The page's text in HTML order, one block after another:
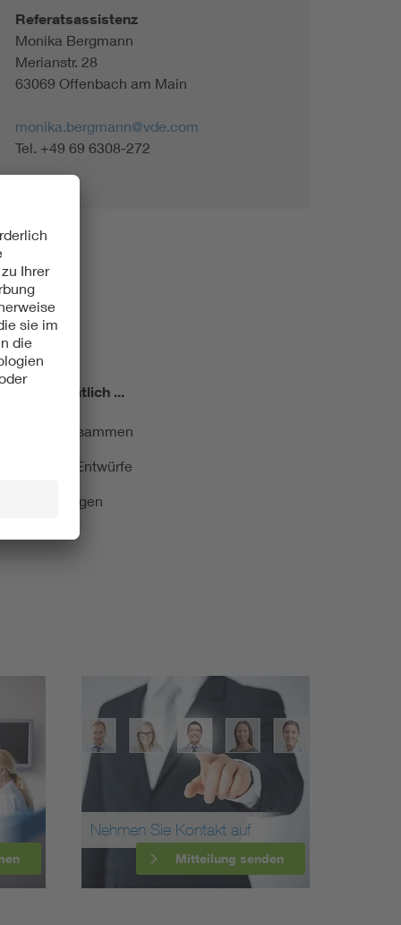
Referatsassistenz
Monika Bergmann
Merianstr. 28
63069 Offenbach am Main
monika.bergmann@vde.com
Tel. +49 69 6308-272
Monatlich ...
kurz zusammen
und Entwürfe
Nehmen Sie Kontakt auf
Mitteilung senden